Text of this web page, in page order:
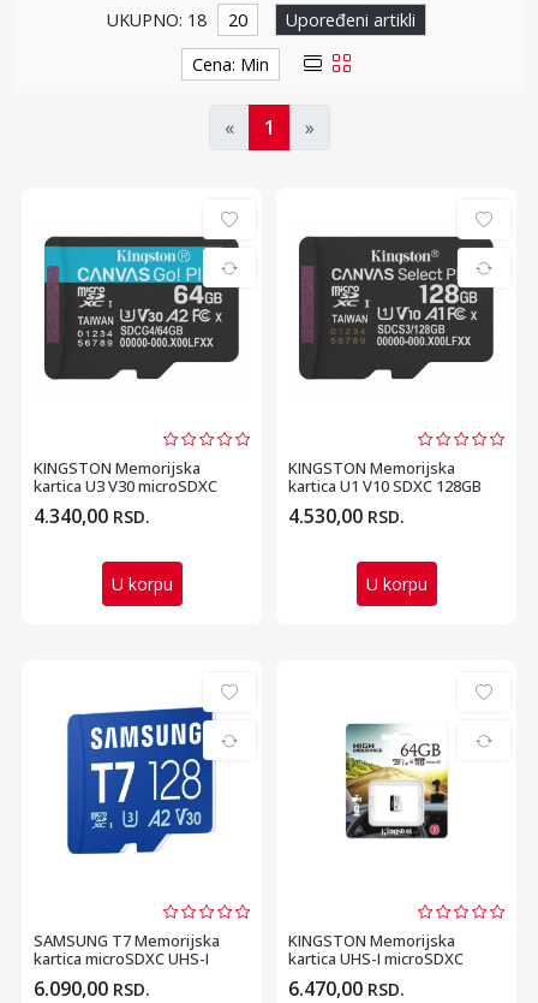
UKUPNO: 18 20
Upoređeni artikli
Cena: Min
« 1 »
KINGSTON Memorijska
kartica U3 V30 microSDXC
64GB Canvas Go Plus 2...
4.340,00 RSD.
U korpu
KINGSTON Memorijska
kartica U1 V10 SDXC 128GB
Canvas Select Plus G3...
4.530,00 RSD.
U korpu
SAMSUNG T7 Memorijska
kartica microSDXC UHS-I
128GB MB-MB128T
6.090,00 RSD.
KINGSTON Memorijska
kartica UHS-I microSDXC
64GB C10 A1 Endurance ...
6.470,00 RSD.